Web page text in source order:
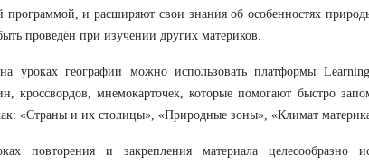
программой, и расширяют свои знания об особенностях
проведён при изучении других материков.
уроках географии можно использовать платформы
кроссвордов, мнемокарточек, которые помогают быстро
«Страны и их столицы», «Природные зоны», «Климат
повторения и закрепления материала целесообразно